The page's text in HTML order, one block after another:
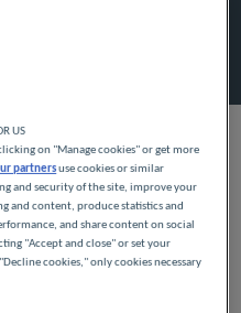
IN
LAGE
US
on "Manage cookies" or get more
partnersuse cookies or similar
and security of the site, improve your
and content, produce statistics and
and share content on social
"Accept and close" or set your
cookies," only cookies necessary